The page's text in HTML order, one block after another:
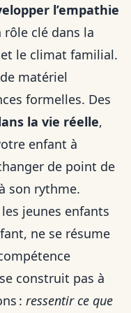
l’empathie
clé dans la
le climat familial.
matériel
formelles. Des
la vie réelle,
enfant à
de point de
son rythme.
jeunes enfants
ne se résume
construit pas à
: ressentir ce que